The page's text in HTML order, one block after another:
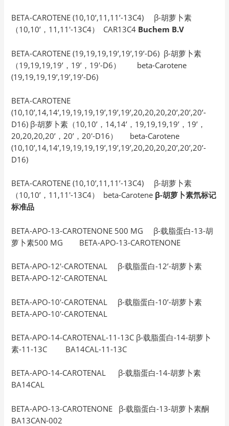
BETA-CAROTENE (10,10’,11,11’-13C4) β-胡萝卜素
（10,10’，11,11′-13C4） CAR13C4 Buchem B.V
BETA-CAROTENE (19,19,19,19’,19’,19’-D6) β-胡萝卜素
（19,19,19,19’，19’，19′-D6） beta-Carotene
(19,19,19,19’,19’,19’-D6)
BETA-CAROTENE
(10,10’,14,14’,19,19,19,19’,19’,19’,20,20,20,20’,20’,20’-
D16) β-胡萝卜素（10,10’，14,14’，19,19,19,19’，19’，
20,20,20,20’，20’，20′-D16） beta-Carotene
(10,10’,14,14’,19,19,19,19’,19’,19’,20,20,20,20’,20’,20’-
D16)
BETA-CAROTENE (10,10’,11,11’-13C4) β-胡萝卜素
（10,10’，11,11′-13C4） beta-Carotene β-胡萝卜素氘标记
标准品
BETA-APO-13-CAROTENONE 500 MG β-载脂蛋白-13-胡
萝卜素500 MG BETA-APO-13-CAROTENONE
BETA-APO-12′-CAROTENAL β-载脂蛋白-12’-胡萝卜素
BETA-APO-12′-CAROTENAL
BETA-APO-10′-CAROTENAL β-载脂蛋白-10’-胡萝卜素
BETA-APO-10′-CAROTENAL
BETA-APO-14-CAROTENAL-11-13C β-载脂蛋白-14-胡萝卜
素-11-13C BA14CAL-11-13C
BETA-APO-14-CAROTENAL β-载脂蛋白-14-胡萝卜素
BA14CAL
BETA-APO-13-CAROTENONE β-载脂蛋白-13-胡萝卜素酮
BA13CAN-002